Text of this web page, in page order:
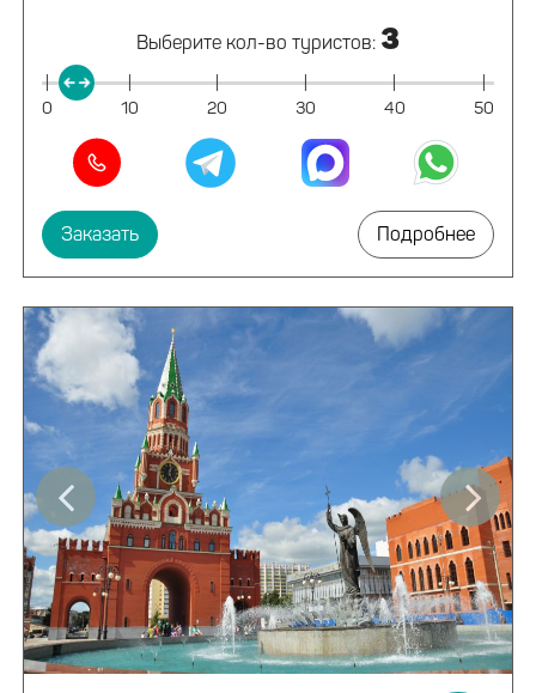
Выберите кол-во туристов: 3
|
0
|
10
|
20
|
30
|
40
|
50
Заказать Подробнее